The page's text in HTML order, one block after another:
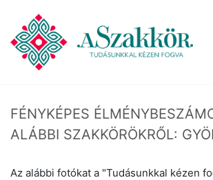
FÉNYKÉPES
ALÁBBI SZAKKÖRÖKRŐL:
Az alábbi fotókat a "Tudásunkkal kézen